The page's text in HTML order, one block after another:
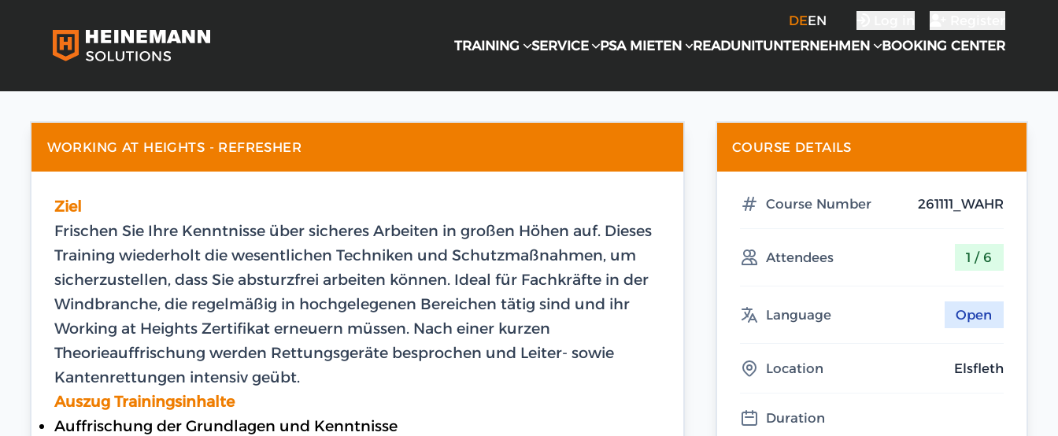
DEEN
TRAINING
SERVICE PSA MIETEN READUNITUNTERNEHMEN BOOKING CENTER
WORKING AT HEIGHTS - REFRESHER
Ziel
Frischen Sie Ihre Kenntnisse über sicheres Arbeiten in großen Höhen auf. Dieses
Training wiederholt die wesentlichen Techniken und Schutzmaßnahmen, um
sicherzustellen, dass Sie absturzfrei arbeiten können. Ideal für Fachkräfte in der
Windbranche, die regelmäßig in hochgelegenen Bereichen tätig sind und ihr
Working at Heights Zertifikat erneuern müssen. Nach einer kurzen
Theorieauffrischung werden Rettungsgeräte besprochen und Leiter- sowie
Kantenrettungen intensiv geübt.
Auszug Trainingsinhalte
Auffrischung der Grundlagen und Kenntnisse
COURSE DETAILS
Course Number 261111_WAHR
Attendees 1 / 6
Language Open
Location Elsfleth
Duration